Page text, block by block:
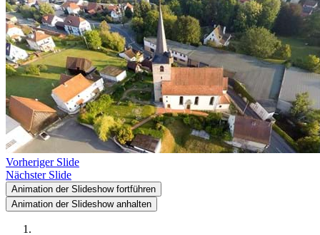
Vorheriger Slide
Nächster Slide
Animation der Slideshow fortführen
Animation der Slideshow anhalten